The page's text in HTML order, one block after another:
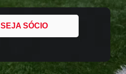
SEJA SÓCIO